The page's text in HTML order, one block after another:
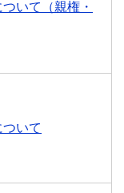
いて（親権・
いて